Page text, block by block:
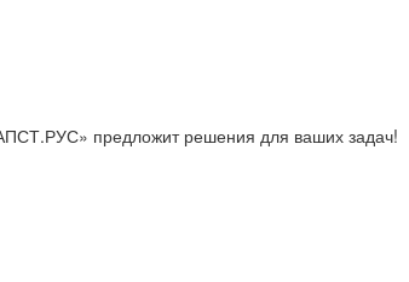
предложит решения для ваших задач!